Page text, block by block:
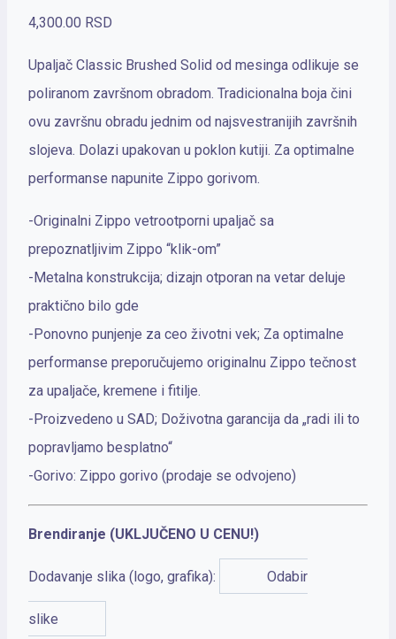
4,300.00 RSD
Upaljač Classic Brushed Solid od mesinga odlikuje se
poliranom završnom obradom. Tradicionalna boja čini
ovu završnu obradu jednim od najsvestranijih završnih
slojeva. Dolazi upakovan u poklon kutiji. Za optimalne
performanse napunite Zippo gorivom.
-Originalni Zippo vetrootporni upaljač sa
prepoznatljivim Zippo “klik-om”
-Metalna konstrukcija; dizajn otporan na vetar deluje
praktično bilo gde
-Ponovno punjenje za ceo životni vek; Za optimalne
performanse preporučujemo originalnu Zippo tečnost
za upaljače, kremene i fitilje.
-Proizvedeno u SAD; Doživotna garancija da „radi ili to
popravljamo besplatno“
-Gorivo: Zippo gorivo (prodaje se odvojeno)
Brendiranje (UKLJUČENO U CENU!)
Dodavanje slika (logo, grafika): Odabir
slike